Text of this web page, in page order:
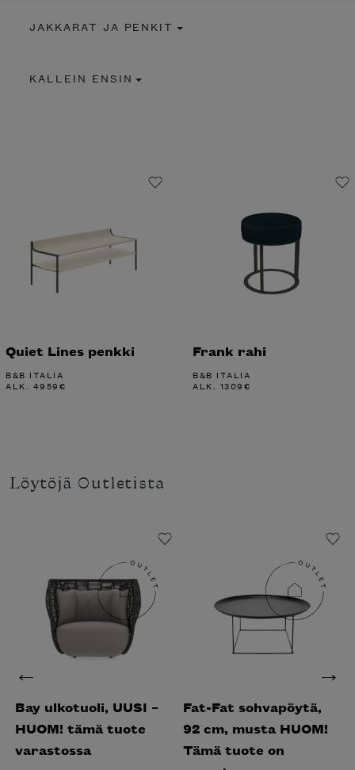
JAKKARAT JA PENKIT
KALLEIN ENSIN
Quiet Lines penkki
B&B ITALIA
ALK. 4959€
Frank rahi
B&B ITALIA
ALK. 1309€
Löytöjä Outletista
Bay ulkotuoli, UUSI –
HUOM! tämä tuote
varastossa
Fat-Fat sohvapöytä,
92 cm, musta HUOM!
Tämä tuote on